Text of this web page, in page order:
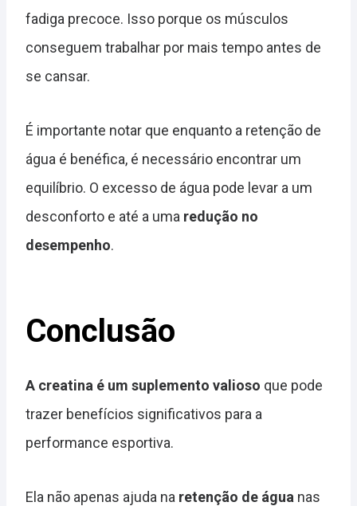
fadiga precoce. Isso porque os músculos
conseguem trabalhar por mais tempo antes de
se cansar.
É importante notar que enquanto a retenção de
água é benéfica, é necessário encontrar um
equilíbrio. O excesso de água pode levar a um
desconforto e até a uma redução no
desempenho.
Conclusão
A creatina é um suplemento valioso que pode
trazer benefícios significativos para a
performance esportiva.
Ela não apenas ajuda na retenção de água nas